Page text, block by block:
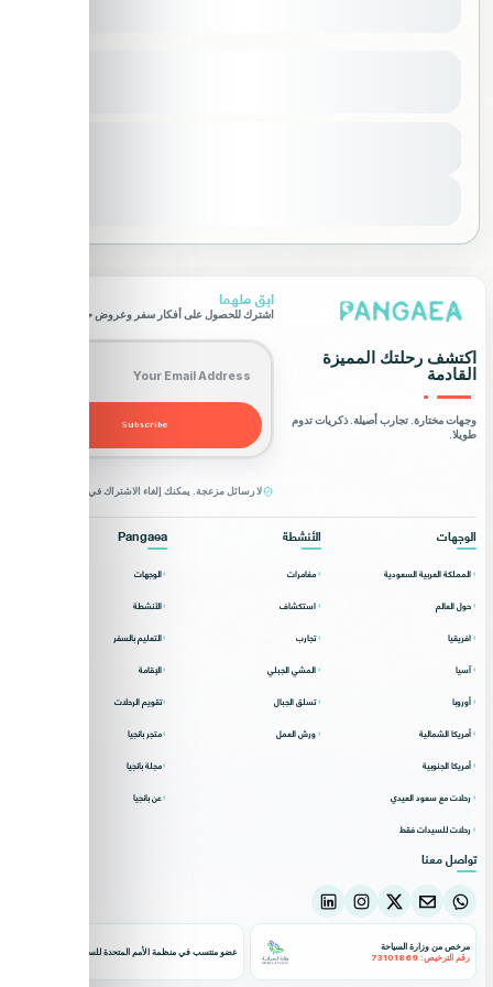
استكشاف المكسيك
المدة
اكتشف رحلتك المميزة
القادمة
وجهات مختارة. تجارب أصيلة. ذكريات تدوم
طويلا.
ابق ملهما
اشترك للحصول على أفكار سفر وعروض حصرية.
Email address
Subscribe
لا رسائل مزعجة. يمكنك إلغاء الاشتراك في أي وقت.
الوجهات
المملكة العربية السعودية
حول العالم
افريقيا
آسيا
أوروبا
أمريكا الشمالية
أمريكا الجنوبية
رحلات مع سعود العيدي
رحلات للسيدات فقط
الأنشطة
مغامرات
استكشاف
تجارب
المشي الجبلي
تسلق الجبال
ورش العمل
Pangaea
الوجهات
الأنشطة
التعليم بالسفر
الإقامة
تقويم الرحلات
متجر بانجيا
مجلة بانجيا
عن بانجيا
تواصل معنا
مرخص من وزارة السياحة
رقم الترخيص: 73101869
عضو منتسب في منظمة الأمم المتحدة للسياحة